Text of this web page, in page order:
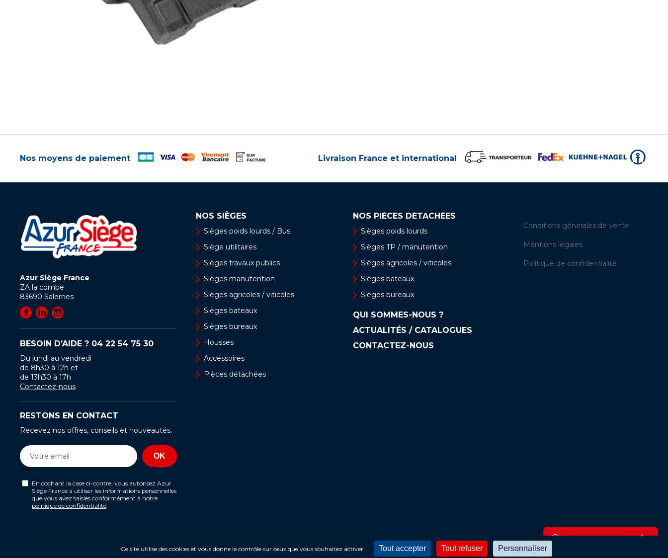
RECHERCHE AVANCÉE
Nos moyens de paiement Livraison France et international
Azur Siège France
ZA la combe
83690 Salernes
BESOIN D’AIDE ? 04 22 54 75 30
Du lundi au vendredi
de 8h30 à 12h et
de 13h30 à 17h
Contactez-nous
RESTONS EN CONTACT
Recevez nos offres, conseils et nouveautés.
En cochant la case ci-contre, vous autorisez Azur
Siège France à utiliser les informations personnelles
que vous avez saisies conformément à notre
politique de confidentialité
NOS SIÈGES
Sièges poids lourds / Bus
Siège utilitaires
Sièges travaux publics
Sièges manutention
Sièges agricoles / viticoles
Sièges bateaux
Sièges bureaux
Housses
Accessoires
Pièces détachées
NOS PIÈCES DÉTACHÉES
Sièges poids lourds
Sièges TP / manutention
Sièges agricoles / viticoles
Sièges bateaux
Sièges bureaux
QUI SOMMES-NOUS ?
ACTUALITÉS / CATALOGUES
CONTACTEZ-NOUS
Conditions générales de vente
Mentions légales
Politique de confidentialité
Ce site utilise des cookies et vous donne le contrôle sur ceux que vous souhaitez activer Tout accepter Tout refuser Personnaliser